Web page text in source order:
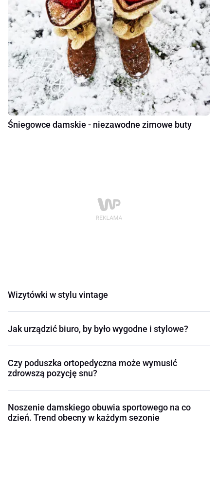
Śniegowce damskie - niezawodne zimowe buty
Wizytówki w stylu vintage
Jak urządzić biuro, by było wygodne i stylowe?
Czy poduszka ortopedyczna może wymusić
zdrowszą pozycję snu?
Noszenie damskiego obuwia sportowego na co
dzień. Trend obecny w każdym sezonie